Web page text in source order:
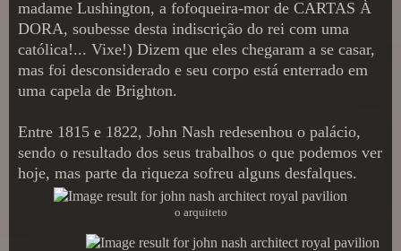
madame Lushington, a fofoqueira-mor de CARTAS À
DORA, soubesse desta indiscrição do rei com uma
católica!... Vixe!) Dizem que eles chegaram a se casar,
mas foi desconsiderado e seu corpo está enterrado em
uma capela de Brighton.
Entre 1815 e 1822, John Nash redesenhou o palácio,
sendo o resultado dos seus trabalhos o que podemos ver
hoje, mas parte da riqueza sofreu alguns desfalques.
o arquiteto